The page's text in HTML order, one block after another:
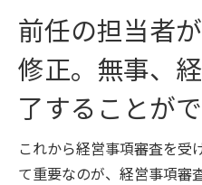
前任の担当者
修正。無事、
了することが
これから経営事項審査を受
て重要なのが、経営事項審